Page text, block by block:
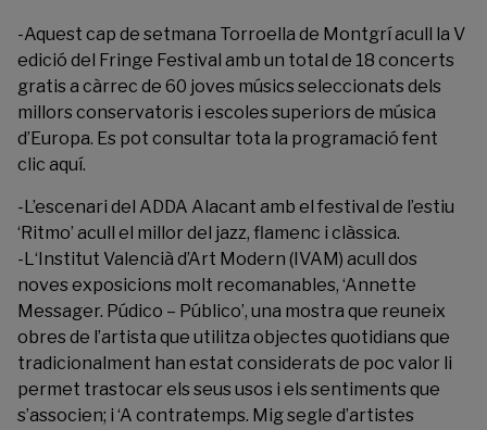
-Aquest cap de setmana Torroella de Montgrí acull la V
edició del Fringe Festival amb un total de 18 concerts
gratis a càrrec de 60 joves músics seleccionats dels
millors conservatoris i escoles superiors de música
d’Europa. Es pot consultar tota la programació fent
clic aquí.
-L’escenari del ADDA Alacant amb el festival de l’estiu
‘Ritmo’ acull el millor del jazz, flamenc i clàssica.
-L‘Institut Valencià d’Art Modern (IVAM) acull dos
noves exposicions molt recomanables, ‘Annette
Messager. Púdico – Público’, una mostra que reuneix
obres de l’artista que utilitza objectes quotidians que
tradicionalment han estat considerats de poc valor li
permet trastocar els seus usos i els sentiments que
s’associen; i ‘A contratemps. Mig segle d’artistes